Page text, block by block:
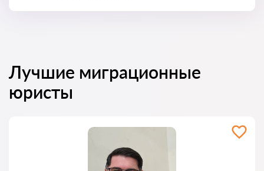
Лучшие миграционные
юристы